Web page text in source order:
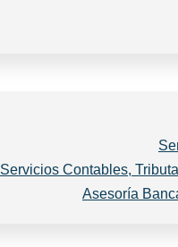
Servicios Contables,
Asesoría